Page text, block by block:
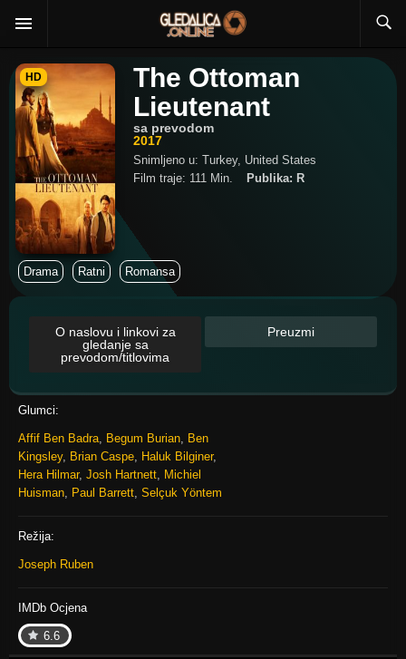
HD
The Ottoman
Lieutenant
sa prevodom
2017
Snimljeno u: Turkey, United States
Film traje: 111 Min.
Publika: R
Drama Ratni Romansa
O naslovu i linkovi za
gledanje sa
prevodom/titlovima
Preuzmi
Glumci:
Affif Ben Badra, Begum Burian, Ben
Kingsley, Brian Caspe, Haluk Bilginer,
Hera Hilmar, Josh Hartnett, Michiel
Huisman, Paul Barrett, Selçuk Yöntem
Režija:
Joseph Ruben
IMDb Ocjena
6.6